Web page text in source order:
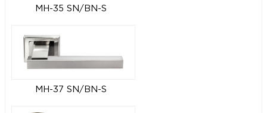
MH-35 SN/BN-S
MH-37 SN/BN-S